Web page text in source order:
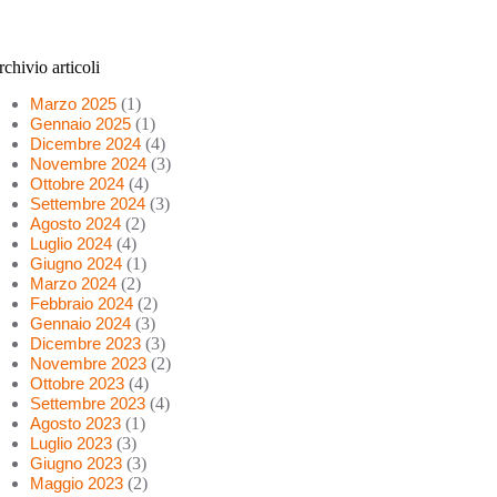
articoli
Marzo 2025 (1)
Gennaio 2025 (1)
Dicembre 2024 (4)
Novembre 2024 (3)
Ottobre 2024 (4)
Settembre 2024 (3)
Agosto 2024 (2)
Luglio 2024 (4)
Giugno 2024 (1)
Marzo 2024 (2)
Febbraio 2024 (2)
Gennaio 2024 (3)
Dicembre 2023 (3)
Novembre 2023 (2)
Ottobre 2023 (4)
Settembre 2023 (4)
Agosto 2023 (1)
Luglio 2023 (3)
Giugno 2023 (3)
Maggio 2023 (2)